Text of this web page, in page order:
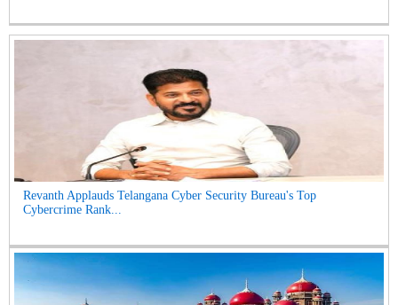
Revanth Applauds Telangana Cyber Security Bureau's Top
Cybercrime Rank...